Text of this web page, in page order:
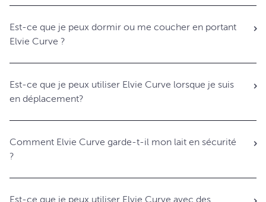
Est-ce que je peux dormir ou me coucher en portant
Elvie Curve ?
Est-ce que je peux utiliser Elvie Curve lorsque je suis
en déplacement?
Comment Elvie Curve garde-t-il mon lait en sécurité
?
Est-ce que je peux utiliser Elvie Curve avec des